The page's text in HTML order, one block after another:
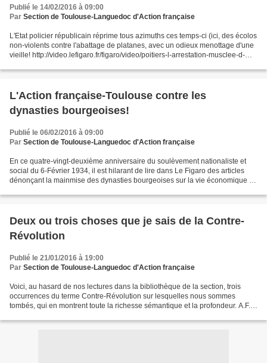
Publié le 14/02/2016 à 09:00
Par Section de Toulouse-Languedoc d'Action française
L'Etat policier républicain réprime tous azimuths ces temps-ci (ici, des écolos
non-violents contre l'abattage de platanes, avec un odieux menottage d'une
vieille! http://video.lefigaro.fr/figaro/video/poitiers-l-arrestation-musclee-d-
L'Action française-Toulouse contre les
dynasties bourgeoises!
Publié le 06/02/2016 à 09:00
Par Section de Toulouse-Languedoc d'Action française
En ce quatre-vingt-deuxième anniversaire du soulèvement nationaliste et
social du 6-Février 1934, il est hilarant de lire dans Le Figaro des articles
dénonçant la mainmise des dynasties bourgeoises sur la vie économique et
Deux ou trois choses que je sais de la Contre-
Révolution
Publié le 21/01/2016 à 19:00
Par Section de Toulouse-Languedoc d'Action française
Voici, au hasard de nos lectures dans la bibliothèque de la section, trois
occurrences du terme Contre-Révolution sur lesquelles nous sommes
tombés, qui en montrent toute la richesse sémantique et la profondeur. A.F.-